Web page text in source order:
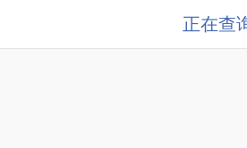
正在查